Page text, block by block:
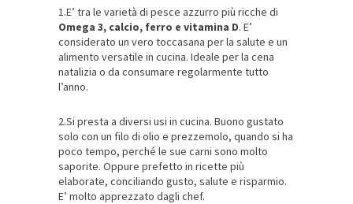
1.E’ tra le varietà di pesce azzurro più ricche di
Omega 3, calcio, ferro e vitamina D. E’
considerato un vero toccasana per la salute e un
alimento versatile in cucina. Ideale per la cena
natalizia o da consumare regolarmente tutto
l’anno.
2.Si presta a diversi usi in cucina. Buono gustato
solo con un filo di olio e prezzemolo, quando si ha
poco tempo, perché le sue carni sono molto
saporite. Oppure prefetto in ricette più
elaborate, conciliando gusto, salute e risparmio.
E’ molto apprezzato dagli chef.